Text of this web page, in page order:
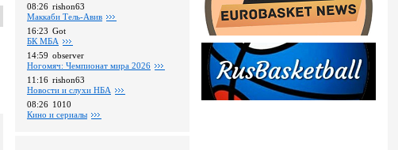
08:26 rishon63
Маккаби Тель-Авив
16:23 Got
БК МБА
14:59 observer
Ногомяч: Чемпионат мира 2026
11:16 rishon63
Новости и слухи НБА
08:26 1010
Кино и сериалы